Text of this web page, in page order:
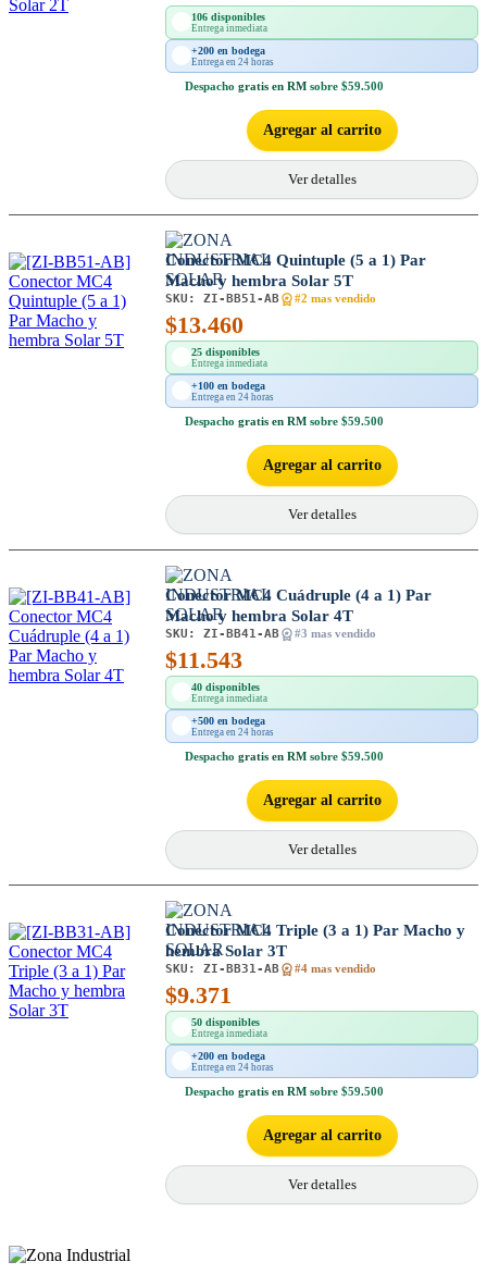
106 disponibles
Entrega inmediata
+200 en bodega
Entrega en 24 horas
Despacho gratis en RM sobre $59.500
Agregar al carrito
Ver detalles
Conector MC4 Quintuple (5 a 1) Par
Macho y hembra Solar 5T
SKU: ZI-BB51-AB #2 mas vendido
$13.460
25 disponibles
Entrega inmediata
+100 en bodega
Entrega en 24 horas
Despacho gratis en RM sobre $59.500
Agregar al carrito
Ver detalles
Conector MC4 Cuádruple (4 a 1) Par
Macho y hembra Solar 4T
SKU: ZI-BB41-AB #3 mas vendido
$11.543
40 disponibles
Entrega inmediata
+500 en bodega
Entrega en 24 horas
Despacho gratis en RM sobre $59.500
Agregar al carrito
Ver detalles
Conector MC4 Triple (3 a 1) Par Macho y
hembra Solar 3T
SKU: ZI-BB31-AB #4 mas vendido
$9.371
50 disponibles
Entrega inmediata
+200 en bodega
Entrega en 24 horas
Despacho gratis en RM sobre $59.500
Agregar al carrito
Ver detalles